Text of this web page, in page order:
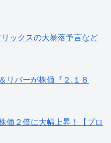
ックスの大暴落予言など
リバーが株価『２.１８
２倍に大幅上昇！【プロ